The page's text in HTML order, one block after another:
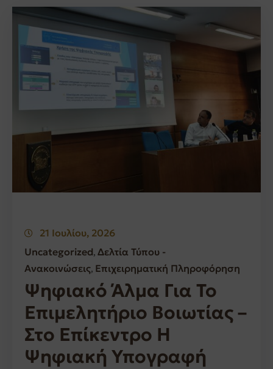
21 Ιουλίου, 2026
Uncategorized‚ Δελτία Τύπου -
Ανακοινώσεις‚ Επιχειρηματική Πληροφόρηση
Ψηφιακό Άλμα Για Το
Επιμελητήριο Βοιωτίας –
Στο Επίκεντρο Η
Ψηφιακή Υπογραφή